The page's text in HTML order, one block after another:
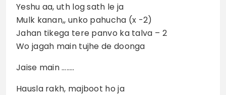
Yeshu aa, uth log sath le ja
Mulk kanan,, unko pahucha (x -2)
Jahan tikega tere panvo ka talva – 2
Wo jagah main tujhe de doonga
Jaise main ……..
Hausla rakh, majboot ho ja